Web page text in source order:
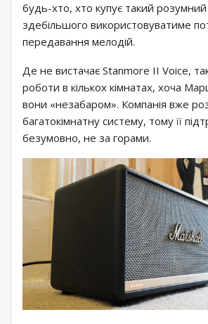
будь-хто, хто купує такий розумний
здебільшого використовуватиме
передавання мелодій.
Де не вистачає Stanmore II Voice,
роботи в кількох кімнатах, хоча
вони «незабаром». Компанія вже
багатокімнатну систему, тому її
безумовно, не за горами.